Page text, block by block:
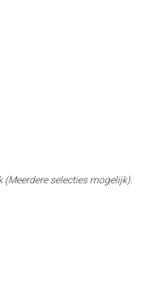
selecties mogelijk).